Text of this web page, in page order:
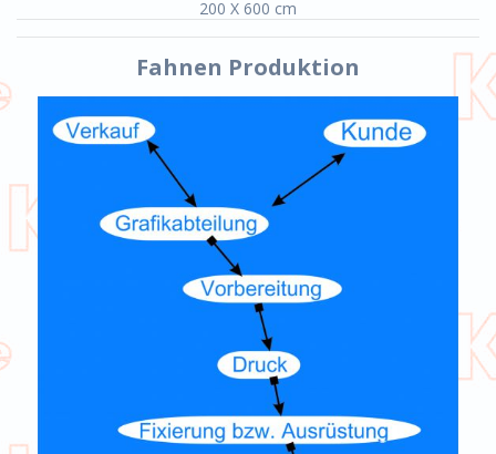
200 X 600 cm
Fahnen Produktion